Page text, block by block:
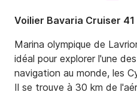
Voilier Bavaria Cruiser 41
Marina olympique de
idéal pour explorer l'une
navigation au monde, les
Il se trouve à 30 km de